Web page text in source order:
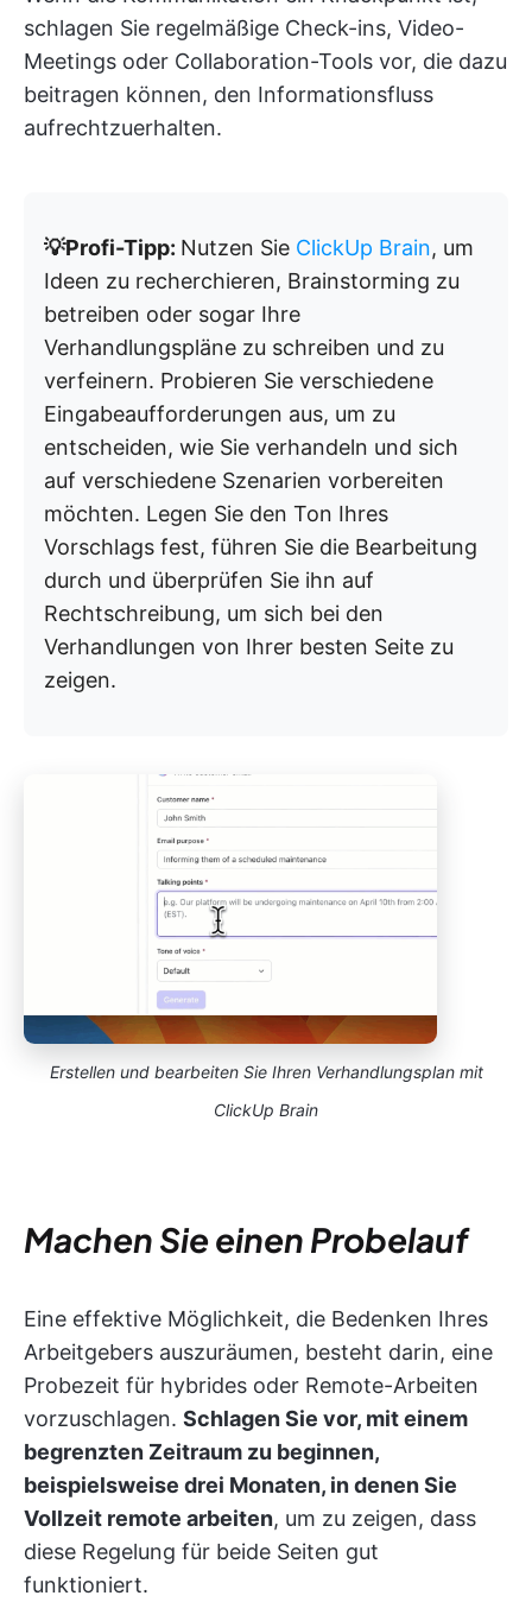
schlagen Sie regelmäßige Check-ins, Video-
Meetings oder Collaboration-Tools vor, die dazu
beitragen können, den Informationsfluss
aufrechtzuerhalten.
💡Profi-Tipp: Nutzen Sie ClickUp Brain, um
Ideen zu recherchieren, Brainstorming zu
betreiben oder sogar Ihre
Verhandlungspläne zu schreiben und zu
verfeinern. Probieren Sie verschiedene
Eingabeaufforderungen aus, um zu
entscheiden, wie Sie verhandeln und sich
auf verschiedene Szenarien vorbereiten
möchten. Legen Sie den Ton Ihres
Vorschlags fest, führen Sie die Bearbeitung
durch und überprüfen Sie ihn auf
Rechtschreibung, um sich bei den
Verhandlungen von Ihrer besten Seite zu
zeigen.
Erstellen und bearbeiten Sie Ihren Verhandlungsplan mit
ClickUp Brain
Machen Sie einen Probelauf
Eine effektive Möglichkeit, die Bedenken Ihres
Arbeitgebers auszuräumen, besteht darin, eine
Probezeit für hybrides oder Remote-Arbeiten
vorzuschlagen. Schlagen Sie vor, mit einem
begrenzten Zeitraum zu beginnen,
beispielsweise drei Monaten, in denen Sie
Vollzeit remote arbeiten, um zu zeigen, dass
diese Regelung für beide Seiten gut
funktioniert.